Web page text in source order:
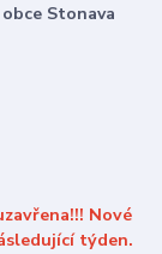
Stonava
Nové
týden.